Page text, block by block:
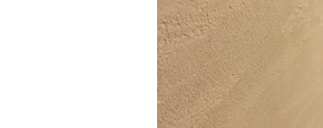
一般リフォーム事例
環境アレルギー対応リフォーム事例